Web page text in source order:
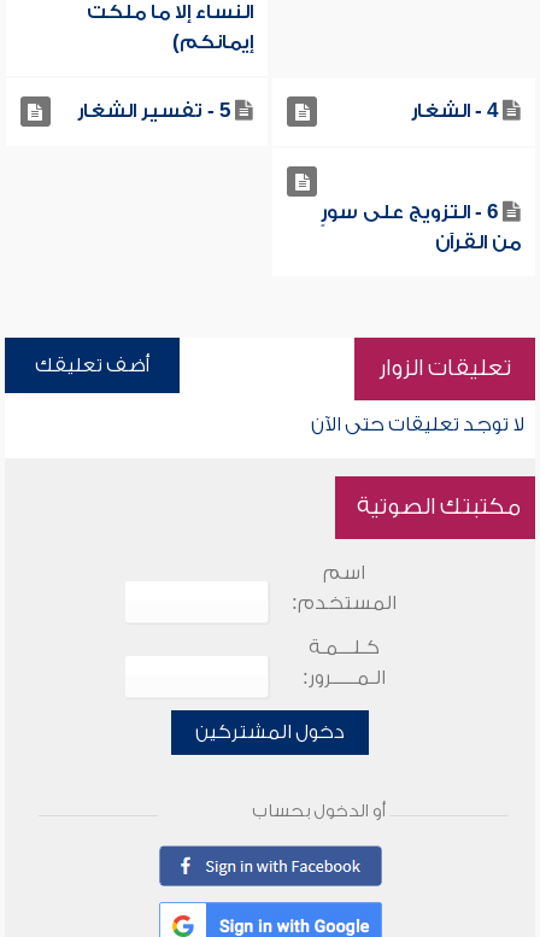
النساء إلا ما ملكت
إيمانكم)
4 - الشغار 5 - تفسير الشغار
6 - التزويج على سورٍ
من القرآن
تعليقات الزوار أضف تعليقك
لا توجد تعليقات حتى الآن
مكتبتك الصوتية
اسم
المستخدم:
كـلـــمـة
الـمـــــرور:
دخول المشتركين
أو الدخول بحساب